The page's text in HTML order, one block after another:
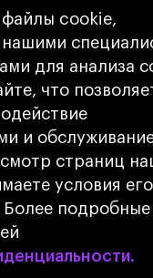
cookie,
для анализа
что
и
страниц
условия его
Более подробные
с
ВО